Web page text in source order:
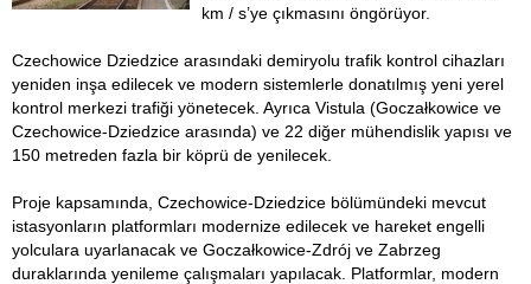
km / s’ye çıkmasını öngörüyor.
Czechowice Dziedzice arasındaki demiryolu trafik kontrol cihazları
yeniden inşa edilecek ve modern sistemlerle donatılmış yeni yerel
kontrol merkezi trafiği yönetecek. Ayrıca Vistula (Goczałkowice ve
Czechowice-Dziedzice arasında) ve 22 diğer mühendislik yapısı ve
150 metreden fazla bir köprü de yenilecek.
Proje kapsamında, Czechowice-Dziedzice bölümündeki mevcut
istasyonların platformları modernize edilecek ve hareket engelli
yolculara uyarlanacak ve Goczałkowice-Zdrój ve Zabrzeg
duraklarında yenileme çalışmaları yapılacak. Platformlar, modern